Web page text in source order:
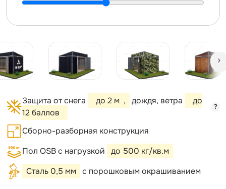
Защита от снега до 2 м , дождя, ветра
до
12 баллов
?
Сборно-разборная конструкция
Пол OSB с нагрузкой
до 500 кг/кв.м
Сталь 0,5 мм
с порошковым окрашиванием